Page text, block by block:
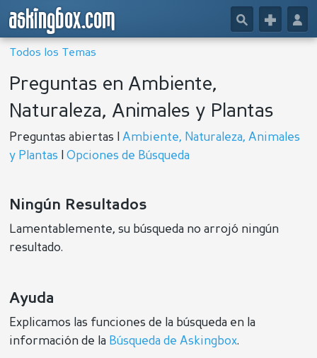
askingbox.com 👤
+
🔎
Todos los Temas
Preguntas en Ambiente,
Naturaleza, Animales y Plantas
Preguntas abiertas |Ambiente, Naturaleza, Animales
y Plantas |Opciones de Búsqueda
Ningún Resultados
Lamentablemente, su búsqueda no arrojó ningún
resultado.
Ayuda
Explicamos las funciones de la búsqueda en la
información de la Búsqueda de Askingbox.